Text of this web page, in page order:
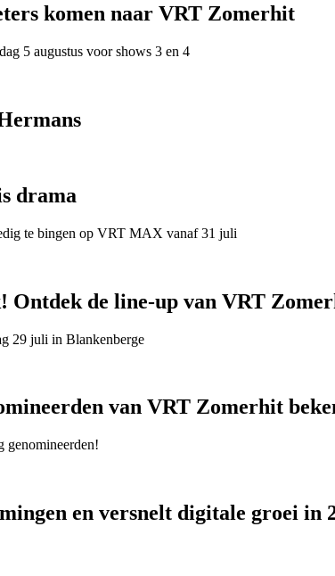
komen naar VRT Zomerhit
5 augustus voor shows 3 en 4
drama
te bingen op VRT MAX vanaf 31 juli
Ontdek de line-up van VRT
29 juli in Blankenberge
van VRT Zomerhit
en versnelt digitale groei in